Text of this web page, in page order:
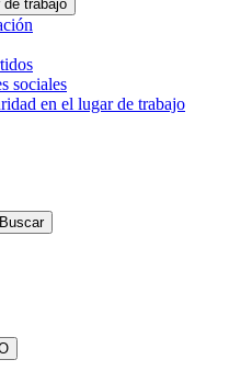
de trabajo
sociales
en el lugar de trabajo
Buscar